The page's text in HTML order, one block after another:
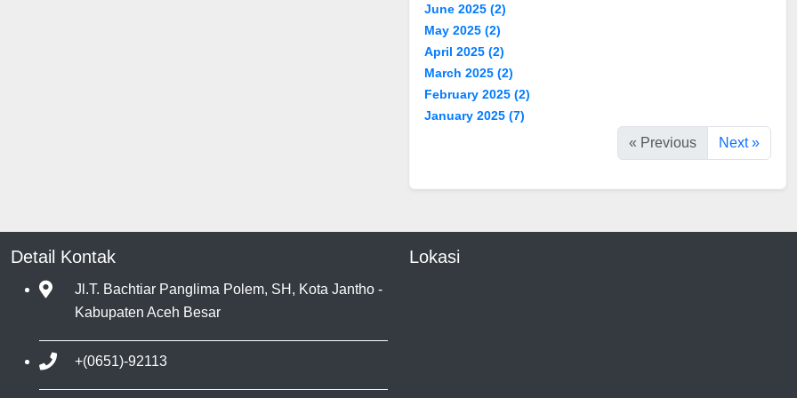
June 2025 (2)
May 2025 (2)
April 2025 (2)
March 2025 (2)
February 2025 (2)
January 2025 (7)
« Previous Next »
Detail Kontak
Jl.T. Bachtiar Panglima Polem, SH, Kota Jantho -
Kabupaten Aceh Besar
+(0651)-92113
Lokasi